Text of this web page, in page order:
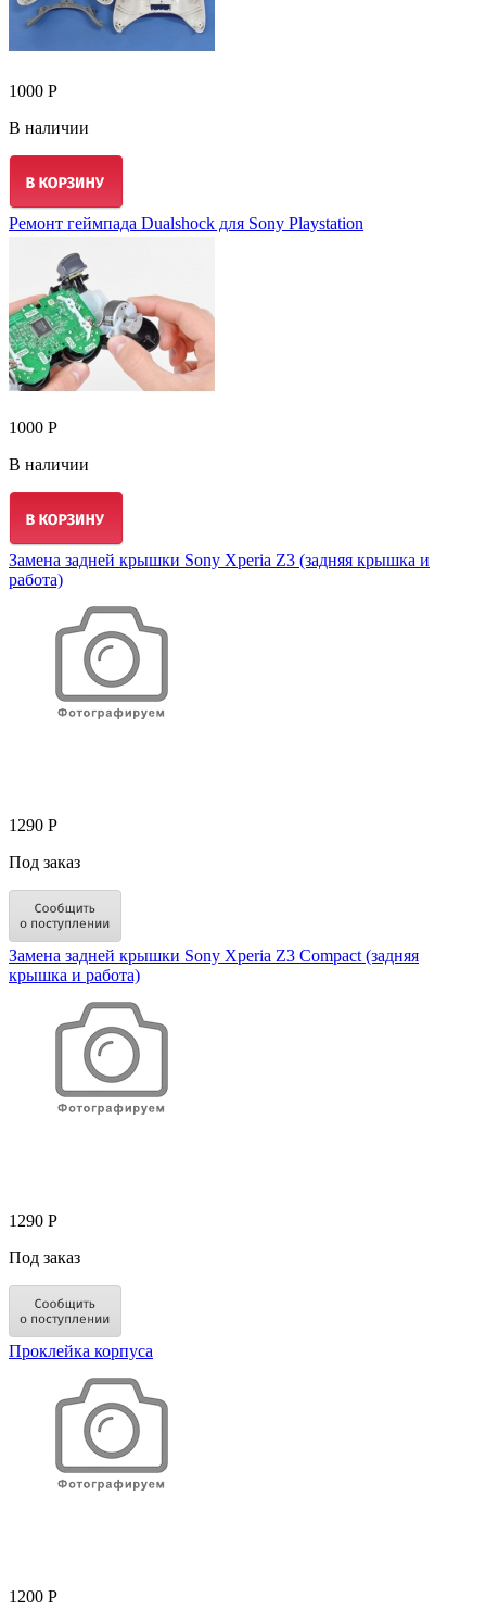
1000 Р
В наличии
Ремонт геймпада Dualshock для Sony Playstation
1000 Р
В наличии
Замена задней крышки Sony Xperia Z3 (задняя крышка и
работа)
1290 Р
Под заказ
Замена задней крышки Sony Xperia Z3 Compact (задняя
крышка и работа)
1290 Р
Под заказ
Проклейка корпуса
1200 Р